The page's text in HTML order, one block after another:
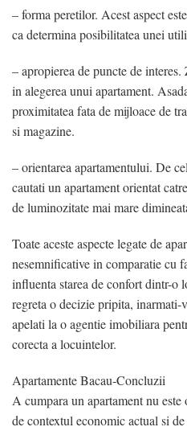
– forma peretilor. Acest aspect
ca determina posibilitatea unei
– apropierea de puncte de
in alegerea unui apartament.
proximitatea fata de mijloace de
si magazine.
– orientarea apartamentului. De
cautati un apartament orientat
de luminozitate mai mare
Toate aceste aspecte legate de
nesemnificative in comparatie cu
influenta starea de confort dintr-o
regreta o decizie pripita, inarmati-
apelati la o agentie imobiliara
corecta a locuintelor.
Apartamente Bacau-Concluzii
A cumpara un apartament nu
de contextul economic actual si de